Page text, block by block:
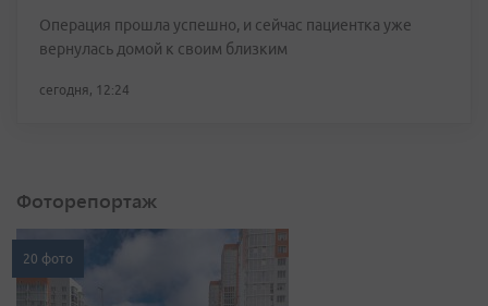
Операция прошла успешно, и сейчас пациентка уже
вернулась домой к своим близким
сегодня, 12:24
Фоторепортаж
20 фото